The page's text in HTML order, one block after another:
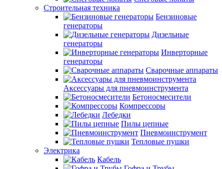
Строительная техника
Бензиновые
генераторы
Дизельные
генераторы
Инверторные
генераторы
Сварочные аппараты
Аксессуары для пневмоинструмента
Бетоносмесители
Компрессоры
Лебедки
Пилы цепные
Пневмоинструмент
Тепловые пушки
Электрика
Кабель